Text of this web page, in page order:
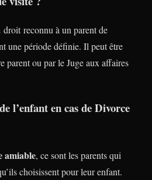
droit reconnu à un parent de
une période définie. Il peut être
parent ou par le Juge aux affaires
l’enfant en cas de Divorce
amiable, ce sont les parents qui
choisissent pour leur enfant.